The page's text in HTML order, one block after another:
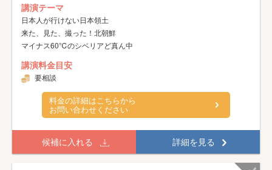
講演テーマ
日本人が行けない日本領土
来た、見た、撮った！北朝鮮
マイナス60℃のシベリアど真ん中
講演料金目安
要相談
料金の詳細はこちらから
お問い合わせください
候補に入れる 詳細を見る